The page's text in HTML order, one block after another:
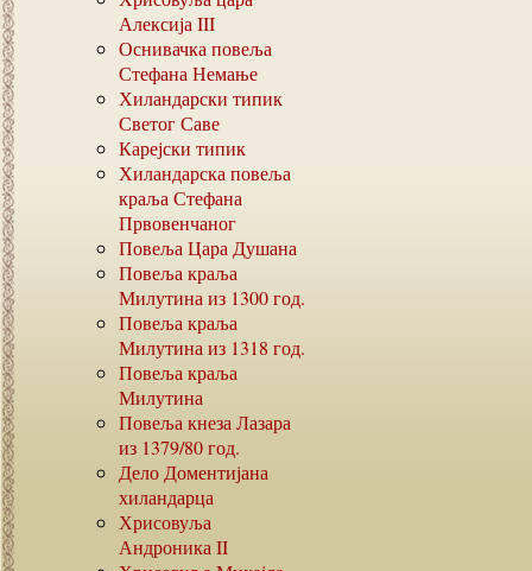
Алексија III
Оснивачка повеља
Стефана Немање
Хиландарски типик
Светог Саве
Карејски типик
Хиландарска повеља
краља Стефана
Првовенчаног
Повеља Цара Душана
Повеља краља
Милутина из 1300год.
Повеља краља
Милутина из 1318 год.
Повеља краља
Милутина
Повеља кнеза Лазара
из 1379/80год.
Дело Доментијана
хиландарца
Хрисовуља
Андроника II